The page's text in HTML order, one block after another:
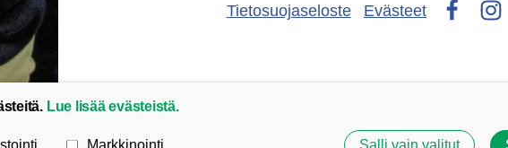
Tietosuojaseloste
Evästeet
Lue lisää evästeistä.